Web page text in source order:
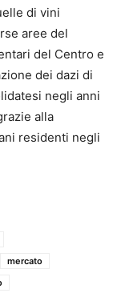
di vini
aree del
del Centro e
dei dazi di
negli anni
alla
residenti negli
mercato